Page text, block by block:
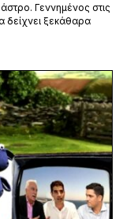
Γεννημένος στις
δείχνει ξεκάθαρα